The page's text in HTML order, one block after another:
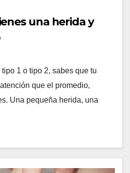
una herida y
1 o tipo 2, sabes que tu
que el promedio,
Una pequeña herida, una